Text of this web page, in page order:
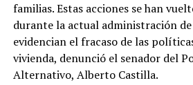
familias. Estas acciones se han
durante la actual administración
evidencian el fracaso de las
vivienda, denunció el senador del
Alternativo, Alberto Castilla.